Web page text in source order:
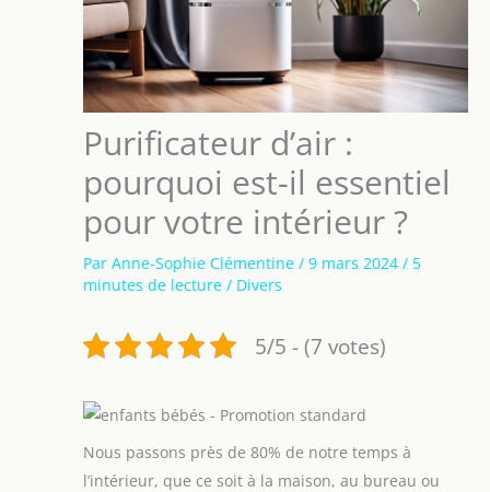
Purificateur d’air :
pourquoi est-il essentiel
pour votre intérieur ?
Par Anne-Sophie Clémentine / 9 mars 2024 / 5
minutes de lecture / Divers
5/5 - (7 votes)
Nous passons près de 80% de notre temps à
l’intérieur, que ce soit à la maison, au bureau ou